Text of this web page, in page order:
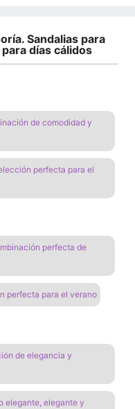
Sandalias para
días cálidos
de comodidad y
perfecta para el
perfecta de
perfecta para el verano
de elegancia y
elegante, elegante y